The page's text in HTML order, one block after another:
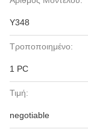
Y348
Τροποποιημένο:
1 PC
Τιμή:
negotiable